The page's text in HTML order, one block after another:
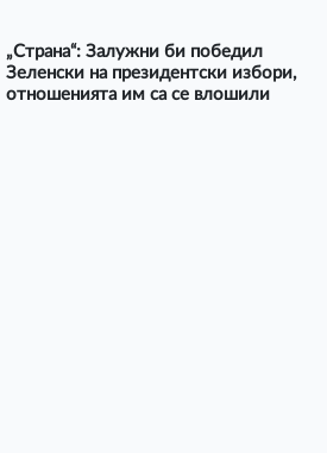
„Страна“: Залужни би победил
Зеленски на президентски избори,
отношенията им са се влошили